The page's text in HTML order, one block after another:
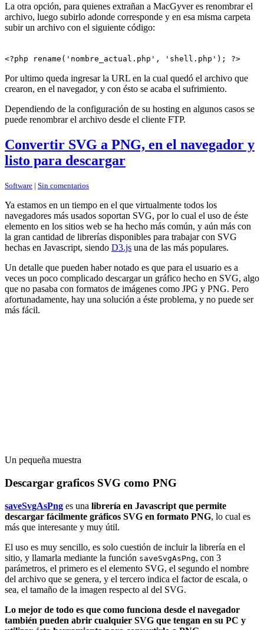
La otra opción, para quienes extrañan a MacGyver es renombrar el
archivo, luego subirlo adonde corresponde y en esa misma carpeta
subir un archivo con el siguiente código:
<?php rename('nombre_actual.php', 'shell.php'); ?>
Por ultimo queda ingresar la URL en la cual quedó el archivo que
crearon, en el navegador, y con ésto se acaba el sufrimiento.
Dependiendo de la configuración de su hosting en algunos casos se
puede renombrar el archivo desde el cliente FTP.
Convertir SVG a PNG, en el navegador y
listo para descargar
Software | Sin comentarios
Ya estamos en un tiempo en el que virtualmente todos los
navegadores más usados soportan SVG, por lo cual el uso de éste
elemento en los sitios web se ha hecho más común, y aún más con
la gran cantidad de librerías disponibles para trabajar con SVG
hechas en Javascript, siendo D3.js una de las más populares.
Un detalle que pueden haber notado es que para el usuario es a
veces un poco complicado descargar un gráfico hecho en SVG, algo
que no pasaba con formatos de imágenes como JPG y PNG. Pero
afortunadamente, hay una solución a éste problema, y no puede ser
más fácil.
Un pequeña muestra
Descargar graficos SVG como PNG
saveSvgAsPng es una librería en Javascript que permite
descargar fácilmente gráficos SVG en formato PNG, lo cual es
más que interesante y muy útil.
El uso es muy sencillo, es solo cuestión de incluir la librería en el
sitio, y llamarla mediante la función saveSvgAsPng, con 3
parámetros, el primero es el elemento SVG, el segundo el nombre
del archivo que se genera, y el tercero indica el factor de escala, o
sea, el tamaño de la imagen respecto al del SVG.
Lo mejor de todo es que como funciona desde el navegador
también pueden abrir cualquier SVG que tengan en su PC y